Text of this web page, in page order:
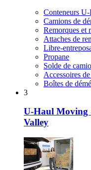
Conteneurs
Camions de
Remorques et
Attaches de
Libre-
Propane
Solde de
Accessoires
Boîtes de
3
U-Haul Moving
Valley